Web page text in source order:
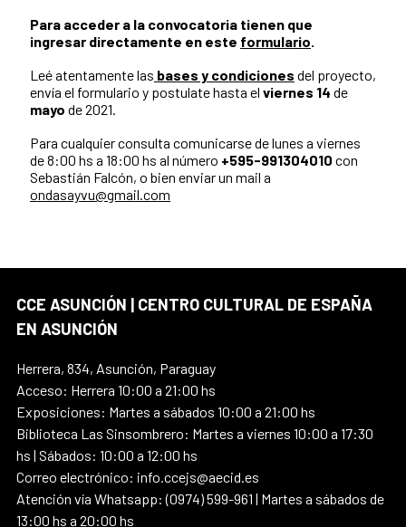
Para acceder a la convocatoria tienen que
ingresar directamente en este formulario.
Leé atentamente las bases y condiciones del proyecto,
envía el formulario y postulate hasta el viernes 14 de
mayo de 2021.
Para cualquier consulta comunicarse de lunes a viernes
de 8:00 hs a 18:00 hs al número +595-991304010 con
Sebastián Falcón, o bien enviar un mail a
ondasayvu@gmail.com
CCE ASUNCIÓN | CENTRO CULTURAL DE ESPAÑA
EN ASUNCIÓN
Herrera, 834, Asunción, Paraguay
Acceso: Herrera 10:00 a 21:00 hs
Exposiciones: Martes a sábados 10:00 a 21:00 hs
Biblioteca Las Sinsombrero: Martes a viernes 10:00 a 17:30
hs | Sábados: 10:00 a 12:00 hs
Correo electrónico: info.ccejs@aecid.es
Atención vía Whatsapp: (0974) 599-961 | Martes a sábados de
13:00 hs a 20:00 hs